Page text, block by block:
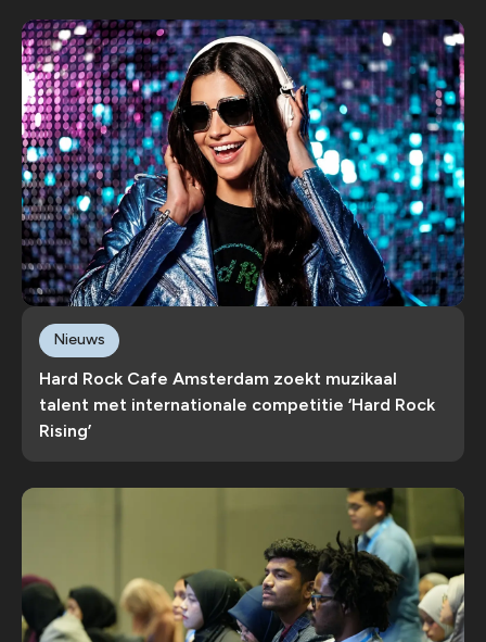
Hard Rock Cafe Amsterdam zoekt muzikaal
talent met internationale competitie ‘Hard Rock
Rising’
Nieuws